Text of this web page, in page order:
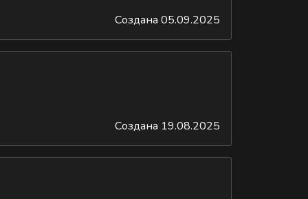
Создана 05.09.2025
Создана 19.08.2025